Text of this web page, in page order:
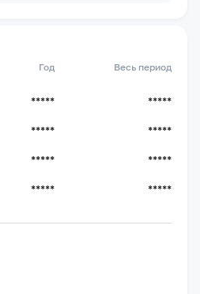
Год Весь период
***** *****
***** *****
***** *****
***** *****